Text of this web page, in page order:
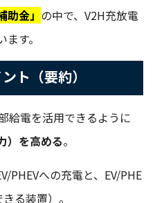
金」 の中で、V2H充放電
す。
ト（要約）
給電を活用できるように
）を高める。
PHEVへの充電と、EV/PHE
る装置）。